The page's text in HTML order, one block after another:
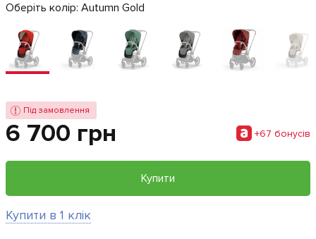
Оберіть колір: Autumn Gold
Під замовлення
6 700 грн +67 бонусiв
Купити
Купити в 1 клік